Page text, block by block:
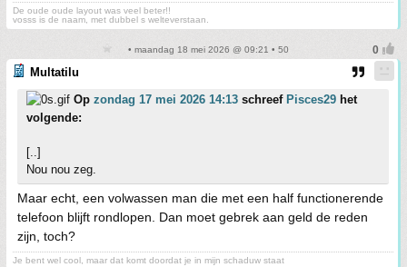
De oude oude layout was veel beter!!
vosss is de naam, met dubbel s welteverstaan.
• maandag 18 mei 2026 @ 09:21 • 50
Multatilu
Op zondag 17 mei 2026 14:13 schreef Pisces29 het
volgende:
[..]
Nou nou zeg.
Maar echt, een volwassen man die met een half functionerende
telefoon blijft rondlopen. Dan moet gebrek aan geld de reden
zijn, toch?
Je bent wel cool, maar dat komt doordat je in mijn schaduw staat